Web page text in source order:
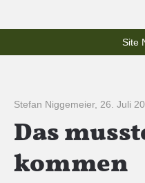
Site
Stefan Niggemeier, 26. Juli
Das
kommen